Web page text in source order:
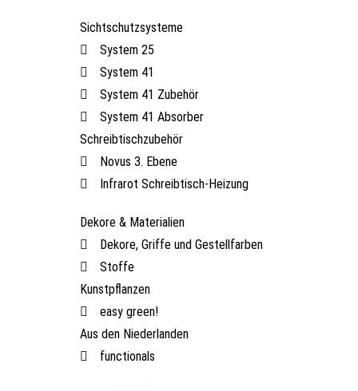
Sichtschutzsysteme
System 25
System 41
System 41 Zubehör
System 41 Absorber
Schreibtischzubehör
Novus 3. Ebene
Infrarot Schreibtisch-Heizung
Dekore & Materialien
Dekore, Griffe und Gestellfarben
Stoffe
Kunstpflanzen
easy green!
Aus den Niederlanden
functionals